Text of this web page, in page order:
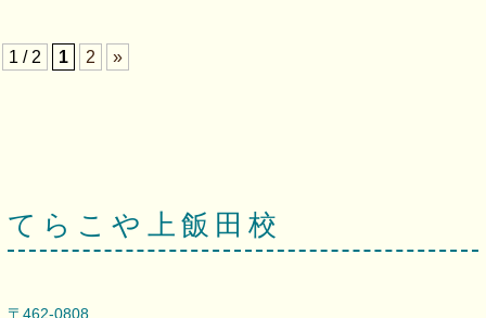
1 / 2 1 2 »
てらこや上飯田校
〒462-0808